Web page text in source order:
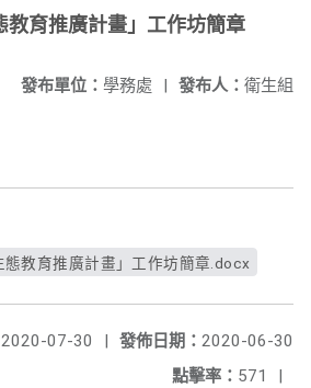
教育推廣計畫」工作坊簡章
發布人： 衛生組
發布單位： 學務處 |
教育推廣計畫」工作坊簡章.docx
發佈日期： 2020-06-30
2020-07-30
|
點擊率： 571 |